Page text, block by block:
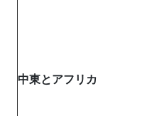
中東とアフリカ